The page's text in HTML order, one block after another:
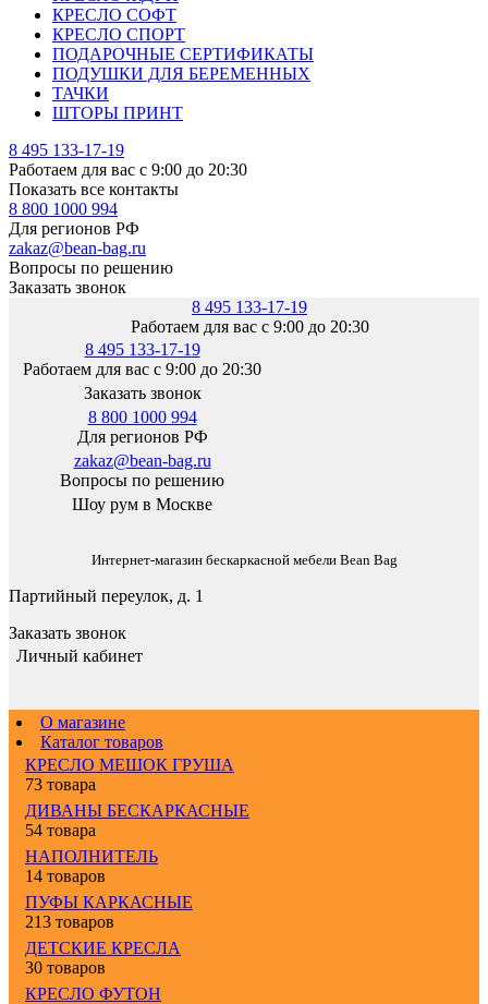
КРЕСЛО СОФТ
КРЕСЛО СПОРТ
ПОДАРОЧНЫЕ СЕРТИФИКАТЫ
ПОДУШКИ ДЛЯ БЕРЕМЕННЫХ
ТАЧКИ
ШТОРЫ ПРИНТ
8 495 133-17-19
Работаем для вас с 9:00 до 20:30
Показать все контакты
8 800 1000 994
Для регионов РФ
zakaz@bean-bag.ru
Вопросы по решению
Заказать звонок
8 495 133-17-19
Работаем для вас с 9:00 до 20:30
8 495 133-17-19
Работаем для вас с 9:00 до 20:30
Заказать звонок
8 800 1000 994
Для регионов РФ
zakaz@bean-bag.ru
Вопросы по решению
Шоу рум в Москве
Интернет-магазин бескаркасной мебели Bean Bag
Партийный переулок, д. 1
Заказать звонок
Личный кабинет
О магазине
Каталог товаров
КРЕСЛО МЕШОК ГРУША
73 товара
ДИВАНЫ БЕСКАРКАСНЫЕ
54 товара
НАПОЛНИТЕЛЬ
14 товаров
ПУФЫ КАРКАСНЫЕ
213 товаров
ДЕТСКИЕ КРЕСЛА
30 товаров
КРЕСЛО ФУТОН